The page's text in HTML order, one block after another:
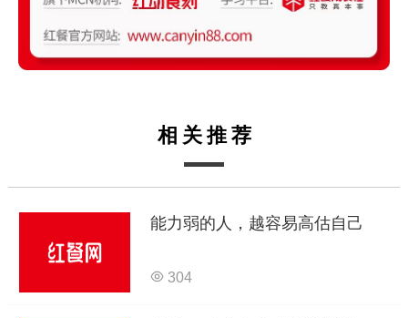
相关推荐
能力弱的人，越容易高估自己
304